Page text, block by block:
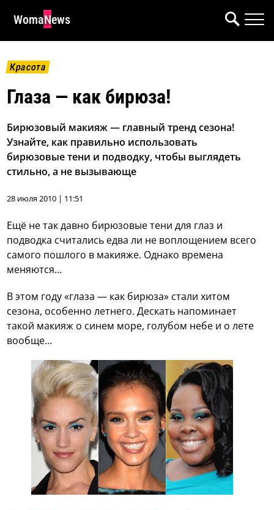
WomaNews
Красота
Глаза — как бирюза!
Бирюзовый макияж — главный тренд сезона!
Узнайте, как правильно использовать
бирюзовые тени и подводку, чтобы выглядеть
стильно, а не вызывающе
28 июля 2010 | 11:51
Ещё не так давно бирюзовые тени для глаз и
подводка считались едва ли не воплощением всего
самого пошлого в макияже. Однако времена
меняются…
В этом году «глаза — как бирюза» стали хитом
сезона, особенно летнего. Дескать напоминает
такой макияж о синем море, голубом небе и о лете
вообще…